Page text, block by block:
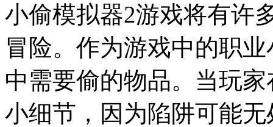
小偷模拟器2游戏将有许
冒险。作为游戏中的职
中需要偷的物品。当玩
小细节，因为陷阱可能